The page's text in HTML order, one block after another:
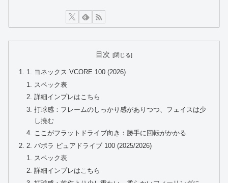
目次
1. ヨネックス VCORE 100 (2026)
スペック表
詳細インプレはこちら
打球感：フレームのしっかり感がありつつ、フェイスは少
し撓む
ここがフラットドライブ向き：勝手に回転がかかる
2. バボラ ピュアドライブ 100 (2025/2026)
スペック表
詳細インプレはこちら